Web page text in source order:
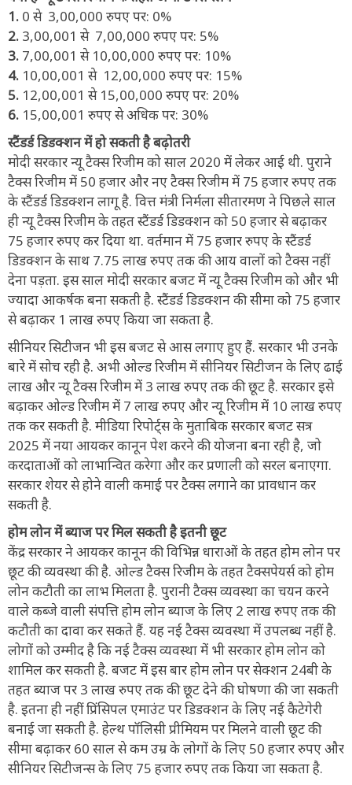
1. 0 से 3,00,000 रुपए पर: 0%
2. 3,00,001 से 7,00,000 रुपए पर: 5%
3. 7,00,001 से 10,00,000 रुपए पर: 10%
4. 10,00,001 से 12,00,000 रुपए पर: 15%
5. 12,00,001 से 15,00,000 रुपए पर: 20%
6. 15,00,001 रुपए से अधिक पर: 30%
स्टैंडर्ड डिडक्शन में हो सकती है बढ़ोतरी
मोदी सरकार न्यू टैक्स रिजीम को साल 2020 में लेकर आई थी. पुराने
टैक्स रिजीम में 50 हजार और नए टैक्स रिजीम में 75 हजार रुपए तक
के स्टैंडर्ड डिडक्शन लागू है. वित्त मंत्री निर्मला सीतारमण ने पिछले साल
ही न्यू टैक्स रिजीम के तहत स्टैंडर्ड डिडक्शन को 50 हजार से बढ़ाकर
75 हजार रुपए कर दिया था. वर्तमान में 75 हजार रुपए के स्टैंडर्ड
डिडक्शन के साथ 7.75 लाख रुपए तक की आय वालों को टैक्स नहीं
देना पड़ता. इस साल मोदी सरकार बजट में न्यू टैक्स रिजीम को और भी
ज्यादा आकर्षक बना सकती है. स्टैंडर्ड डिडक्शन की सीमा को 75 हजार
से बढ़ाकर 1 लाख रुपए किया जा सकता है.
सीनियर सिटीजन भी इस बजट से आस लगाए हुए हैं. सरकार भी उनके
बारे में सोच रही है. अभी ओल्ड रिजीम में सीनियर सिटीजन के लिए ढाई
लाख और न्यू टैक्स रिजीम में 3 लाख रुपए तक की छूट है. सरकार इसे
बढ़ाकर ओल्ड रिजीम में 7 लाख रुपए और न्यू रिजीम में 10 लाख रुपए
तक कर सकती है. मीडिया रिपोर्ट्स के मुताबिक सरकार बजट सत्र
2025 में नया आयकर कानून पेश करने की योजना बना रही है, जो
करदाताओं को लाभान्वित करेगा और कर प्रणाली को सरल बनाएगा.
सरकार शेयर से होने वाली कमाई पर टैक्स लगाने का प्रावधान कर
सकती है.
होम लोन में ब्याज पर मिल सकती है इतनी छूट
केंद्र सरकार ने आयकर कानून की विभिन्न धाराओं के तहत होम लोन पर
छूट की व्यवस्था की है. ओल्ड टैक्स रिजीम के तहत टैक्सपेयर्स को होम
लोन कटौती का लाभ मिलता है. पुरानी टैक्स व्यवस्था का चयन करने
वाले कब्जे वाली संपत्ति होम लोन ब्याज के लिए 2 लाख रुपए तक की
कटौती का दावा कर सकते हैं. यह नई टैक्स व्यवस्था में उपलब्ध नहीं है.
लोगों को उम्मीद है कि नई टैक्स व्यवस्था में भी सरकार होम लोन को
शामिल कर सकती है. बजट में इस बार होम लोन पर सेक्शन 24बी के
तहत ब्याज पर 3 लाख रुपए तक की छूट देने की घोषणा की जा सकती
है. इतना ही नहीं प्रिंसिपल एमाउंट पर डिडक्शन के लिए नई कैटेगेरी
बनाई जा सकती है. हेल्थ पॉलिसी प्रीमियम पर मिलने वाली छूट की
सीमा बढ़ाकर 60 साल से कम उम्र के लोगों के लिए 50 हजार रुपए और
सीनियर सिटीजन्स के लिए 75 हजार रुपए तक किया जा सकता है.